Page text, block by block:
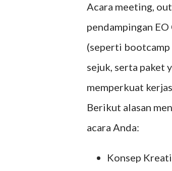
Acara meeting,
pendampingan
(seperti
sejuk, serta paket
memperkuat
Berikut alasan
acara Anda:
Konsep